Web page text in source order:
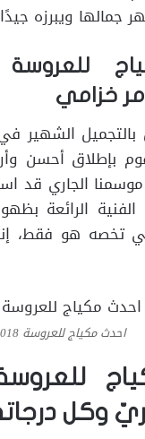
جمالها ويبرزه
خزامي
بالتجميل الشهير
بإطلاق أحسن
الجاري قد
الفنية الرائعة
تخصه هو فقط،
احدث مكياج للعروسة 2018
وكل